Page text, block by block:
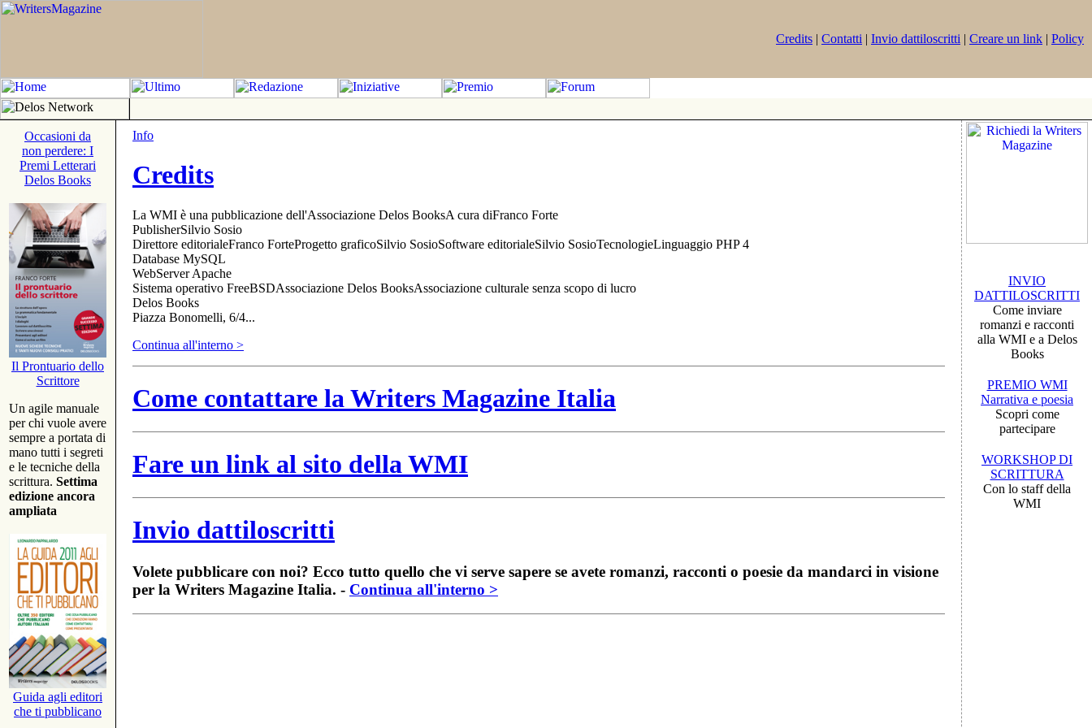
Credits | Contatti | Invio dattiloscritti | Creare un link | Policy
Occasioni da
non perdere: I
Premi Letterari
Delos Books
Il Prontuario dello
Scrittore
Un agile manuale
per chi vuole avere
sempre a portata di
mano tutti i segreti
e le tecniche della
scrittura. Settima
edizione ancora
ampliata
Guida agli editori
che ti pubblicano
Info
Credits
La WMI è una pubblicazione dell'Associazione Delos BooksA cura diFranco Forte
PublisherSilvio Sosio
Direttore editorialeFranco ForteProgetto graficoSilvio SosioSoftware editorialeSilvio SosioTecnologieLinguaggio PHP 4
Database MySQL
WebServer Apache
Sistema operativo FreeBSDAssociazione Delos BooksAssociazione culturale senza scopo di lucro
Delos Books
Piazza Bonomelli, 6/4...
Continua all'interno >
Come contattare la Writers Magazine Italia
Fare un link al sito della WMI
Invio dattiloscritti
Volete pubblicare con noi? Ecco tutto quello che vi serve sapere se avete romanzi, racconti o poesie da mandarci in visione
per la Writers Magazine Italia. - Continua all'interno >
INVIO
DATTILOSCRITTI
Come inviare
romanzi e racconti
alla WMI e a Delos
Books
PREMIO WMI
Narrativa e poesia
Scopri come
partecipare
WORKSHOP DI
SCRITTURA
Con lo staff della
WMI